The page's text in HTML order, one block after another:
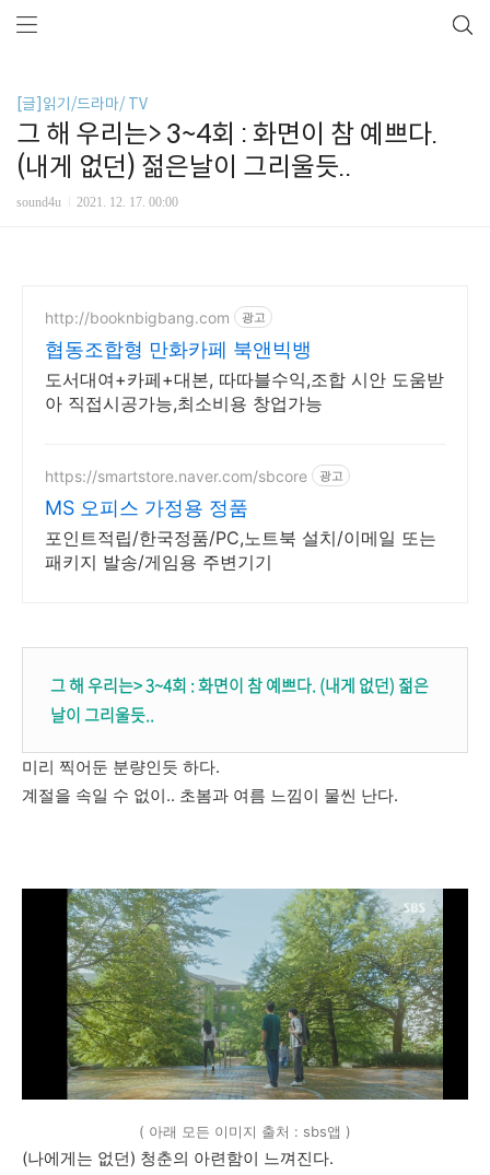
[글]읽기/드라마/ TV
그 해 우리는> 3~4회 : 화면이 참 예쁘다.
(내게 없던) 젊은날이 그리울듯..
sound4u 2021. 12. 17. 00:00
http://booknbigbang.com 광고
협동조합형 만화카페 북앤빅뱅
도서대여+카페+대본, 따따블수익,조합 시안 도움받
아 직접시공가능,최소비용 창업가능
https://smartstore.naver.com/sbcore 광고
MS 오피스 가정용 정품
포인트적립/한국정품/PC,노트북 설치/이메일 또는
패키지 발송/게임용 주변기기
그 해 우리는> 3~4회 : 화면이 참 예쁘다. (내게 없던) 젊은
날이 그리울듯..
미리 찍어둔 분량인듯 하다.
계절을 속일 수 없이.. 초봄과 여름 느낌이 물씬 난다.
( 아래 모든 이미지 출처 : sbs앱 )
(나에게는 없던) 청춘의 아련함이 느껴진다.